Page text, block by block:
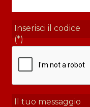
Inserisci il codice
(*)
Il tuo messaggio